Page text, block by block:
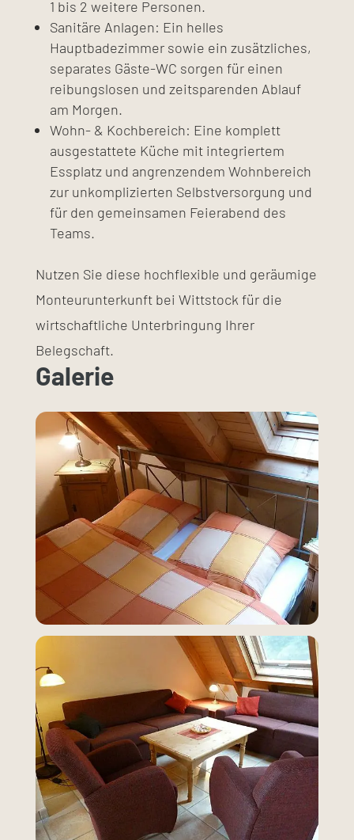
1 bis 2 weitere Personen.
Sanitäre Anlagen: Ein helles
Hauptbadezimmer sowie ein zusätzliches,
separates Gäste-WC sorgen für einen
reibungslosen und zeitsparenden Ablauf
am Morgen.
Wohn- & Kochbereich: Eine komplett
ausgestattete Küche mit integriertem
Essplatz und angrenzendem Wohnbereich
zur unkomplizierten Selbstversorgung und
für den gemeinsamen Feierabend des
Teams.
Nutzen Sie diese hochflexible und geräumige
Monteurunterkunft bei Wittstock für die
wirtschaftliche Unterbringung Ihrer
Belegschaft.
Galerie